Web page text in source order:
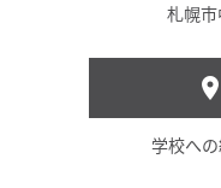
札幌
学校へ